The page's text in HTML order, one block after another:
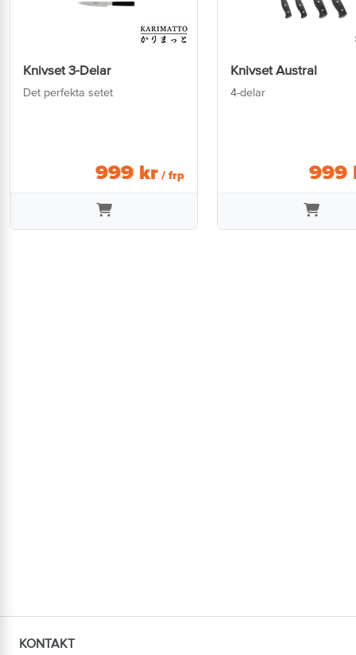
Knivset 3-Delar
Det perfekta setet
999 kr / frp
Knivset Austral
4-delar
999
KONTAKT